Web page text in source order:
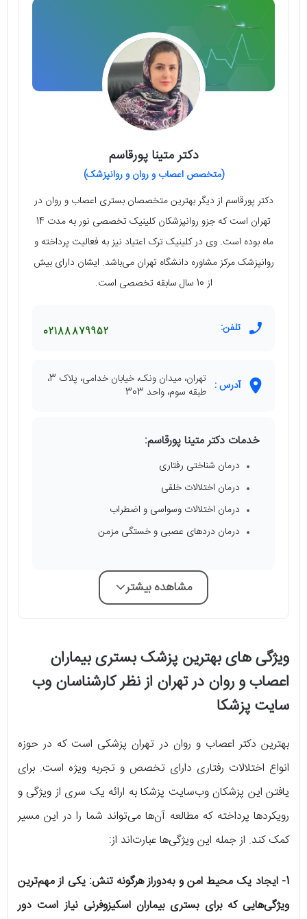
دکتر متینا پورقاسم
(متخصص اعصاب و روان و روانپزشک)
دکتر پورقاسم از دیگر بهترین متخصصان بستری اعصاب و روان در
تهران است که جزو روانپزشکان کلینیک تخصصی نور به مدت 14
ماه بوده است. وی در کلینیک ترک اعتیاد نیز به فعالیت پرداخته و
روانپزشک مرکز مشاوره دانشگاه تهران می‌باشد. ایشان دارای بیش
از 10 سال سابقه تخصصی است.
تلفن: 02188879952
آدرس :
تهران، میدان ونک، خیابان خدامی، پلاک 3،
طبقه سوم، واحد 303
خدمات دکتر متینا پورقاسم:
درمان شناختی رفتاری
درمان اختلالات خلقی
درمان اختلالات وسواسی و اضطراب
درمان دردهای عصبی و خستگی مزمن
مشاهده بیشتر
ویژگی های بهترین پزشک بستری بیماران
اعصاب و روان در تهران از نظر کارشناسان وب
سایت پزشکا
بهترین دکتر اعصاب و روان در تهران پزشکی است که در حوزه
انواع اختلالات رفتاری دارای تخصص و تجربه ویژه است. برای
یافتن این پزشکان وب‌سایت پزشکا به ارائه یک سری از ویژگی و
رویکردها پرداخته که مطالعه آن‌ها می‌تواند شما را در این مسیر
کمک کند. از جمله این ویژگی‌ها عبارت‌اند از:
1- ایجاد یک محیط امن و به‌دوراز هرگونه تنش:
یکی از مهم‌ترین
ویژگی‌هایی که برای بستری بیماران اسکیزوفرنی نیاز است دور